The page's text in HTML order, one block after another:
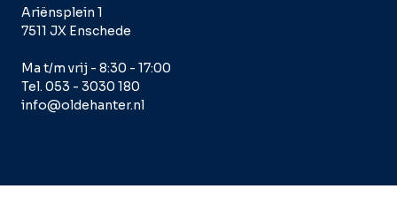
Ariënsplein 1
7511 JX Enschede
Ma t/m vrij - 8:30 - 17:00
Tel. 053 - 3030 180
info@oldehanter.nl